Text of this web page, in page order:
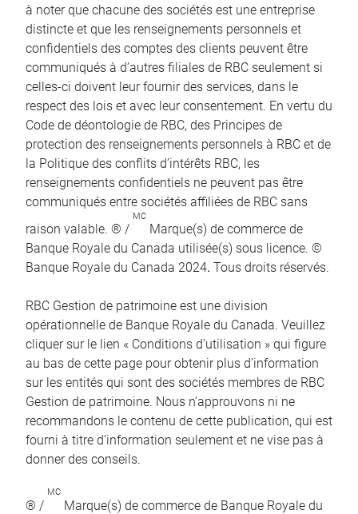
à noter que chacune des sociétés est une entreprise
distincte et que les renseignements personnels et
confidentiels des comptes des clients peuvent être
communiqués à d’autres filiales de RBC seulement si
celles-ci doivent leur fournir des services, dans le
respect des lois et avec leur consentement. En vertu du
Code de déontologie de RBC, des Principes de
protection des renseignements personnels à RBC et de
la Politique des conflits d’intérêts RBC, les
renseignements confidentiels ne peuvent pas être
communiqués entre sociétés affiliées de RBC sans
raison valable. ® /
MC
Marque(s) de commerce de
Banque Royale du Canada utilisée(s) sous licence. ©
Banque Royale du Canada 2024. Tous droits réservés.
RBC Gestion de patrimoine est une division
opérationnelle de Banque Royale du Canada. Veuillez
cliquer sur le lien « Conditions d’utilisation » qui figure
au bas de cette page pour obtenir plus d’information
sur les entités qui sont des sociétés membres de RBC
Gestion de patrimoine. Nous n’approuvons ni ne
recommandons le contenu de cette publication, qui est
fourni à titre d’information seulement et ne vise pas à
donner des conseils.
® /
MC
Marque(s) de commerce de Banque Royale du